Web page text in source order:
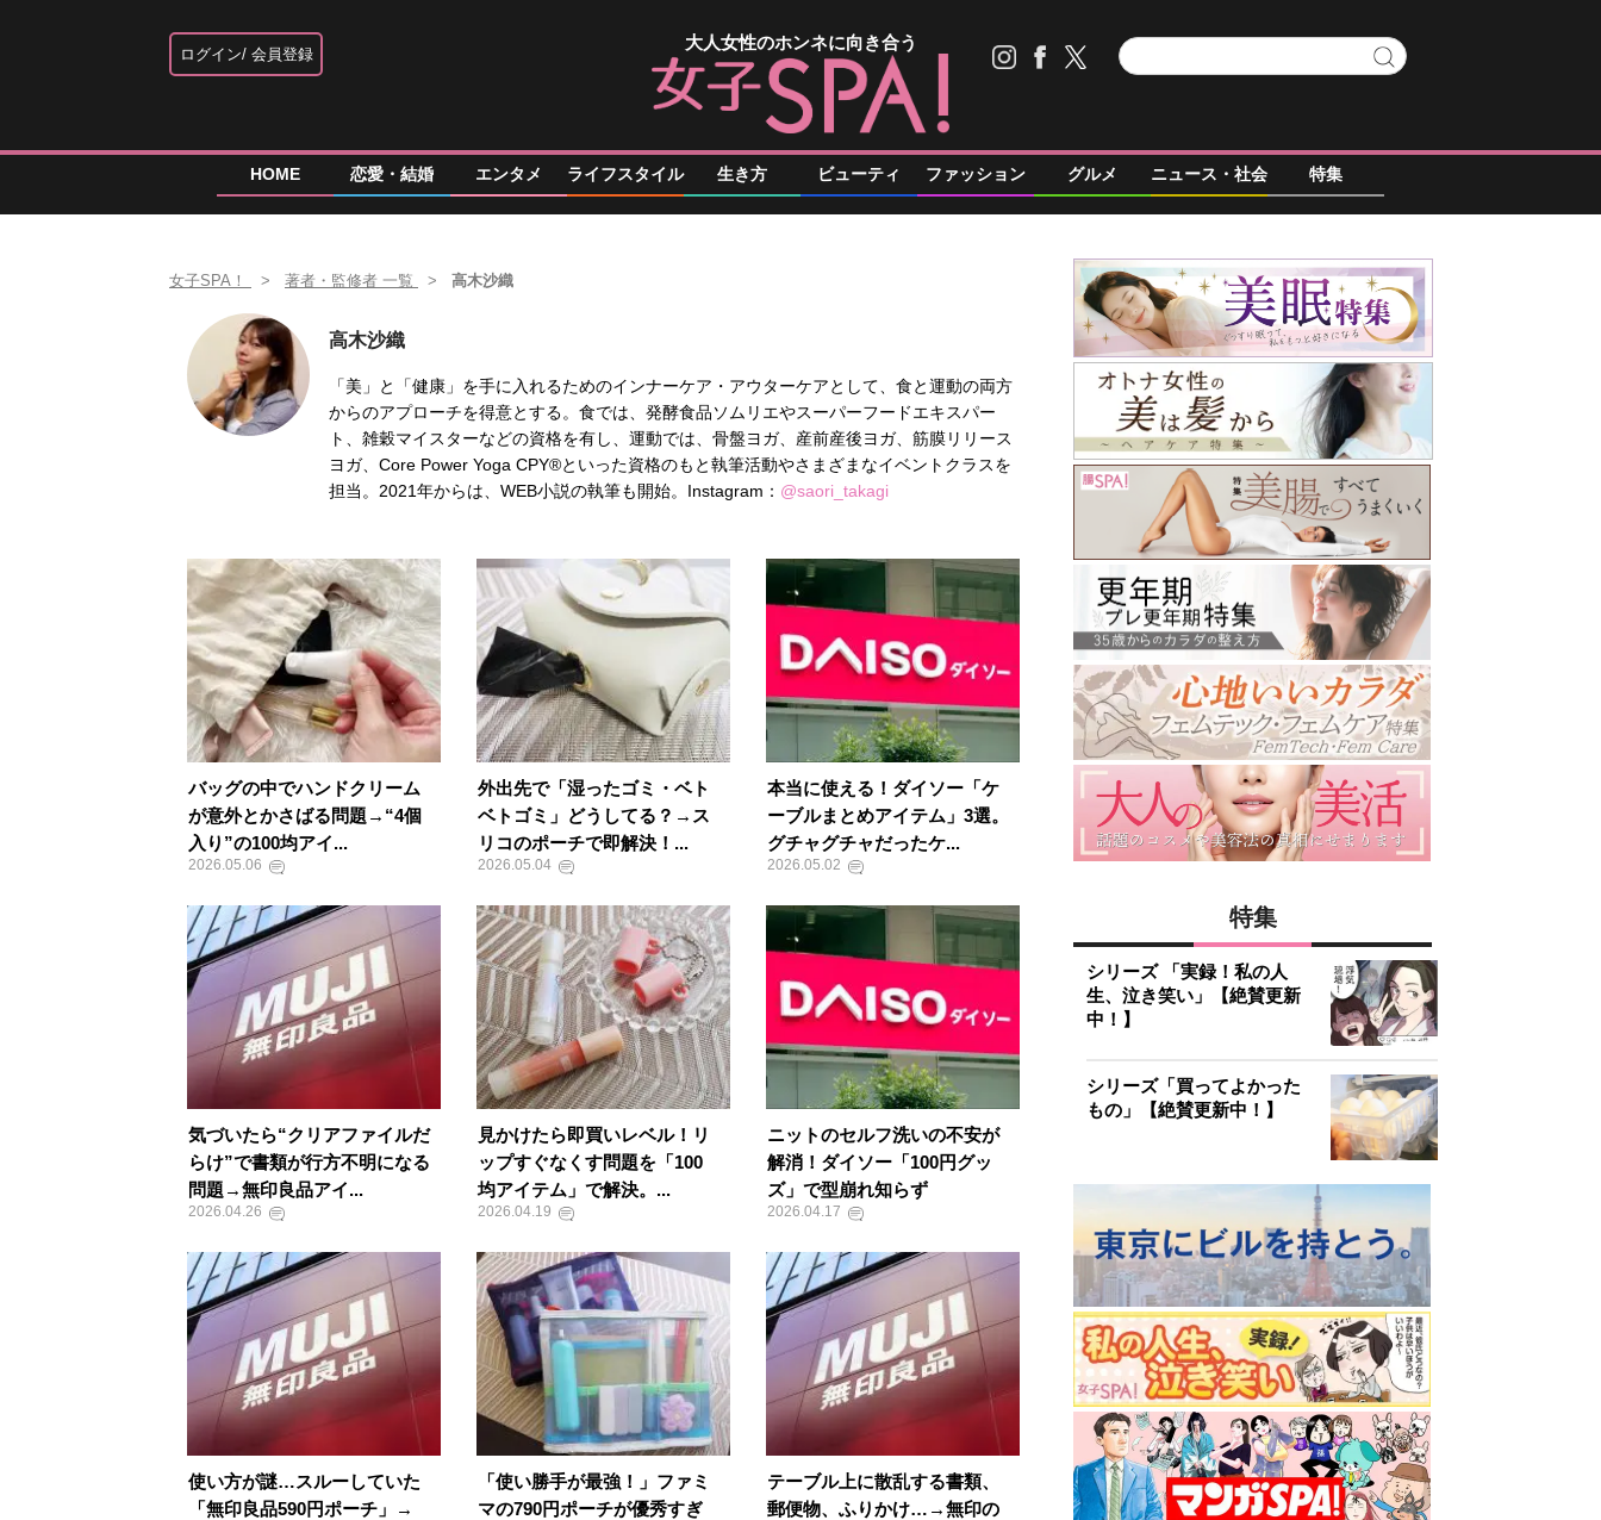
ログイン 会員登録
大人女性のホンネに向き合う
HOME 恋愛・結婚 エンタメ ライフスタイル 生き方 ビューティ ファッション グルメ ニュース・社会 特集
女子SPA！ 著者・監修者 一覧 高木沙織
高木沙織
「美」と「健康」を手に入れるためのインナーケア・アウターケアとして、食と運動の両方
からのアプローチを得意とする。食では、発酵食品ソムリエやスーパーフードエキスパー
ト、雑穀マイスターなどの資格を有し、運動では、骨盤ヨガ、産前産後ヨガ、筋膜リリース
ヨガ、Core Power Yoga CPY®といった資格のもと執筆活動やさまざまなイベントクラスを
担当。2021年からは、WEB小説の執筆も開始。Instagram： @saori_takagi
バッグの中でハンドクリーム
が意外とかさばる問題→“4個
入り”の100均アイ...
2026.05.06
外出先で「湿ったゴミ・ベト
ベトゴミ」どうしてる？→ス
リコのポーチで即解決！...
2026.05.04
本当に使える！ダイソー「ケ
ーブルまとめアイテム」3選。
グチャグチャだったケ...
2026.05.02
気づいたら“クリアファイルだ
らけ”で書類が行方不明になる
問題→無印良品アイ...
2026.04.26
見かけたら即買いレベル！リ
ップすぐなくす問題を「100
均アイテム」で解決。...
2026.04.19
ニットのセルフ洗いの不安が
解消！ダイソー「100円グッ
ズ」で型崩れ知らず
2026.04.17
使い方が謎…スルーしていた
「無印良品590円ポーチ」→
「使い勝手が最強！」ファミ
マの790円ポーチが優秀すぎ
テーブル上に散乱する書類、
郵便物、ふりかけ…→無印の
特集
シリーズ 「実録！私の人
生、泣き笑い」【絶賛更新
中！】
シリーズ「買ってよかった
もの」【絶賛更新中！】